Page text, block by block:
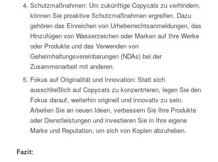
Schutzmaßnahmen: Um zukünftige Copycats zu verhindern,
können Sie proaktive Schutzmaßnahmen ergreifen. Dazu
gehören das Einreichen von Urheberrechtsanmeldungen, das
Hinzufügen von Wasserzeichen oder Marken auf Ihre Werke
oder Produkte und das Verwenden von
Geheimhaltungsvereinbarungen (NDAs) bei der
Zusammenarbeit mit anderen.
Fokus auf Originalität und Innovation: Statt sich
ausschließlich auf Copycats zu konzentrieren, legen Sie den
Fokus darauf, weiterhin originell und innovativ zu sein.
Arbeiten Sie an neuen Ideen, verbessern Sie Ihre Produkte
oder Dienstleistungen und investieren Sie in Ihre eigene
Marke und Reputation, um sich von Kopien abzuheben.
Fazit: